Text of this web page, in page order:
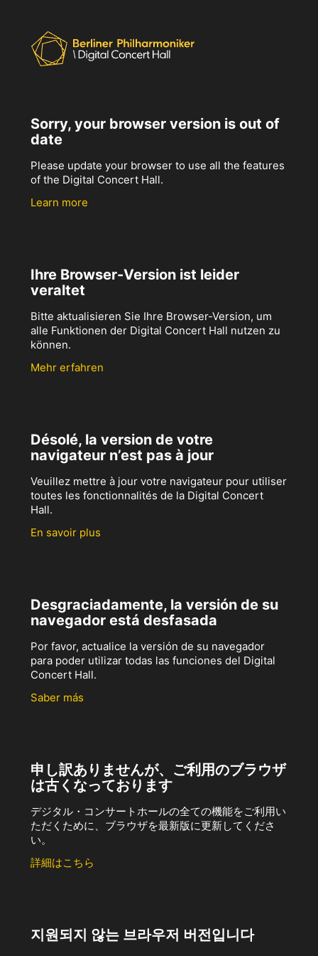
Sorry, your browser version is out of
date
Please update your browser to use all the features
of the Digital Concert Hall.
Learn more
Ihre Browser-Version ist leider
veraltet
Bitte aktualisieren Sie Ihre Browser-Version, um
alle Funktionen der Digital Concert Hall nutzen zu
können.
Mehr erfahren
Désolé, la version de votre
navigateur n’est pas à jour
Veuillez mettre à jour votre navigateur pour utiliser
toutes les fonctionnalités de la Digital Concert
Hall.
En savoir plus
Desgraciadamente, la versión de su
navegador está desfasada
Por favor, actualice la versión de su navegador
para poder utilizar todas las funciones del Digital
Concert Hall.
Saber más
申し訳ありませんが、ご利用のブラウザ
は古くなっております
デジタル・コンサートホールの全ての機能をご利用い
ただくために、ブラウザを最新版に更新してくださ
い。
詳細はこちら
지원되지 않는 브라우저 버전입니다